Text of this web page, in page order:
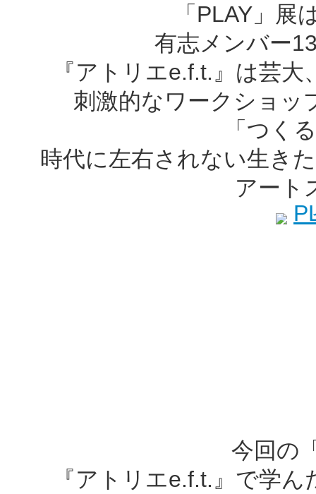
「PLAY」展
有志メンバー
『アトリエe.f.t.』は芸
刺激的なワークショッ
「つく
時代に左右されない生き
アート
今回の
『アトリエe.f.t.』で学